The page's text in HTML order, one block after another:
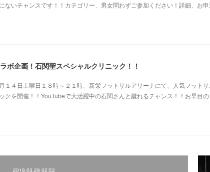
ないチャンスです！！カテゴリー、男女問わずご参加ください！詳細、お
ボ企画！石関聖スペシャルクリニック！！
１４日土曜日１８時～２１時、新栄フットサルアリーナにて、人気フット
クを開催！！YouTubeで大活躍中の石関さんと蹴れるチャンス！！お早目
2019.03.29 02:53